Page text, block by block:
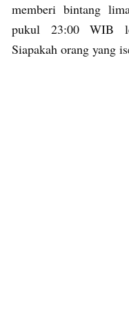
memberi bintang
pukul 23:00 WIB
Siapakah orang yang